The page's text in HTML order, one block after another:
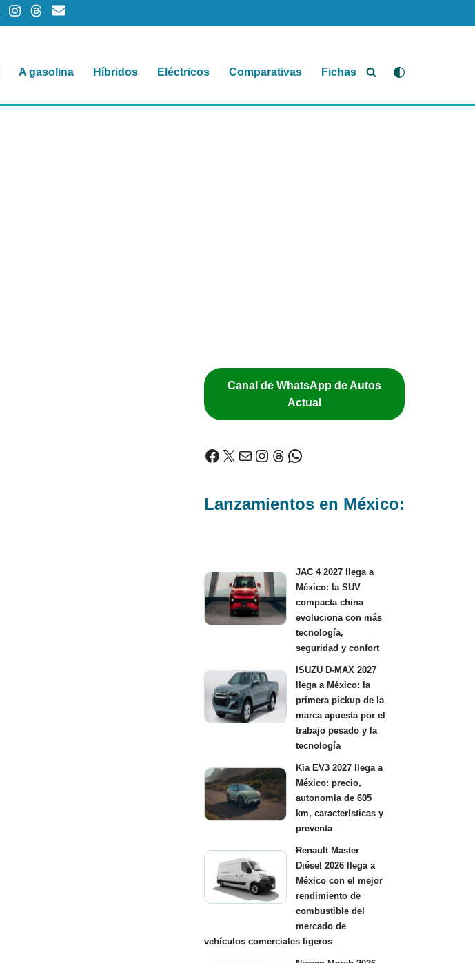
A gasolina Híbridos Eléctricos Comparativas Fichas
Canal de WhatsApp de Autos
Actual
Lanzamientos en México:
JAC 4 2027 llega a
México: la SUV
compacta china
evoluciona con más
tecnología,
seguridad y confort
ISUZU D-MAX 2027
llega a México: la
primera pickup de la
marca apuesta por el
trabajo pesado y la
tecnología
Kia EV3 2027 llega a
México: precio,
autonomía de 605
km, características y
preventa
Renault Master
Diésel 2026 llega a
México con el mejor
rendimiento de
combustible del
mercado de
vehículos comerciales ligeros